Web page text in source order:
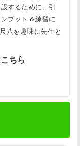
するために、引
プット＆練習に
八を趣味に先生と
ちら